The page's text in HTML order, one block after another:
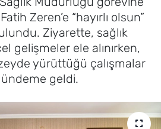
Zeren’e “hayırlı olsun”
Ziyarette, sağlık
gelişmeler ele alınırken,
yürüttüğü çalışmalar
geldi.